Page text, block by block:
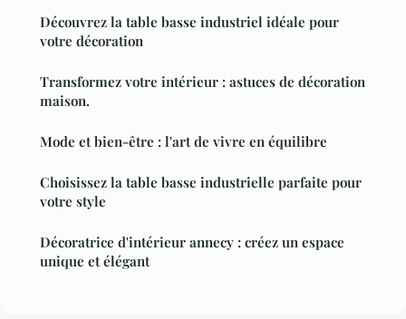
Découvrez la table basse industriel idéale pour
votre décoration
Transformez votre intérieur : astuces de décoration
maison.
Mode et bien-être : l'art de vivre en équilibre
Choisissez la table basse industrielle parfaite pour
votre style
Décoratrice d'intérieur annecy : créez un espace
unique et élégant